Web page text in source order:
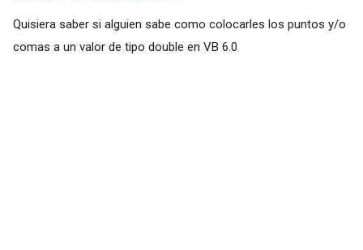
Quisiera saber si alguien sabe como colocarles los puntos y/o
comas a un valor de tipo double en VB 6.0